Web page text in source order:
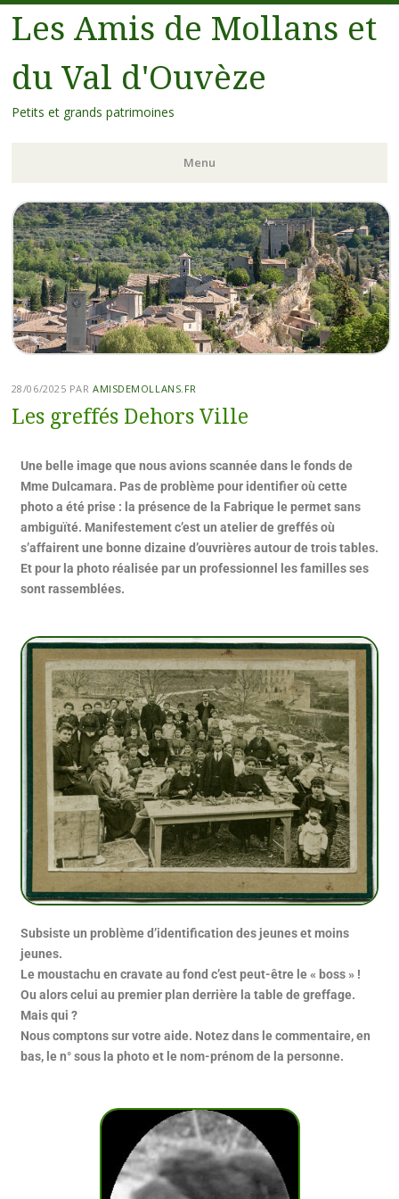
Les Amis de Mollans et
du Val d'Ouvèze
Petits et grands patrimoines
Menu
28/06/2025 PARAMISDEMOLLANS.FR
Les greffés Dehors Ville
Une belle image que nous avions scannée dans le fonds de
Mme Dulcamara. Pas de problème pour identifier où cette
photo a été prise : la présence de la Fabrique le permet sans
ambiguïté. Manifestement c’est un atelier de greffés où
s’affairent une bonne dizaine d’ouvrières autour de trois tables.
Et pour la photo réalisée par un professionnel les familles ses
sont rassemblées.
Subsiste un problème d’identification des jeunes et moins
jeunes.
Le moustachu en cravate au fond c’est peut-être le « boss » !
Ou alors celui au premier plan derrière la table de greffage.
Mais qui ?
Nous comptons sur votre aide. Notez dans le commentaire, en
bas, le n° sous la photo et le nom-prénom de la personne.